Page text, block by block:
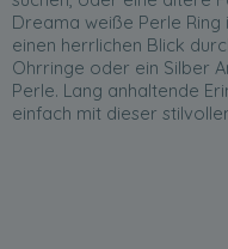
Dreama weiße Perle Ring
einen herrlichen Blick
Ohrringe oder ein Silber
Perle. Lang anhaltende
einfach mit dieser